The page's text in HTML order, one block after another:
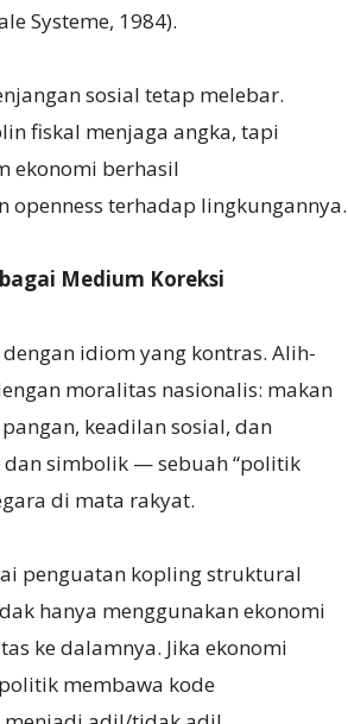
Systeme, 1984).
sosial tetap melebar.
fiskal menjaga angka, tapi
ekonomi berhasil
terhadap lingkungannya.
Medium Koreksi
idiom yang kontras. Alih-
moralitas nasionalis: makan
keadilan sosial, dan
simbolik — sebuah “politik
di mata rakyat.
penguatan kopling struktural
hanya menggunakan ekonomi
ke dalamnya. Jika ekonomi
membawa kode